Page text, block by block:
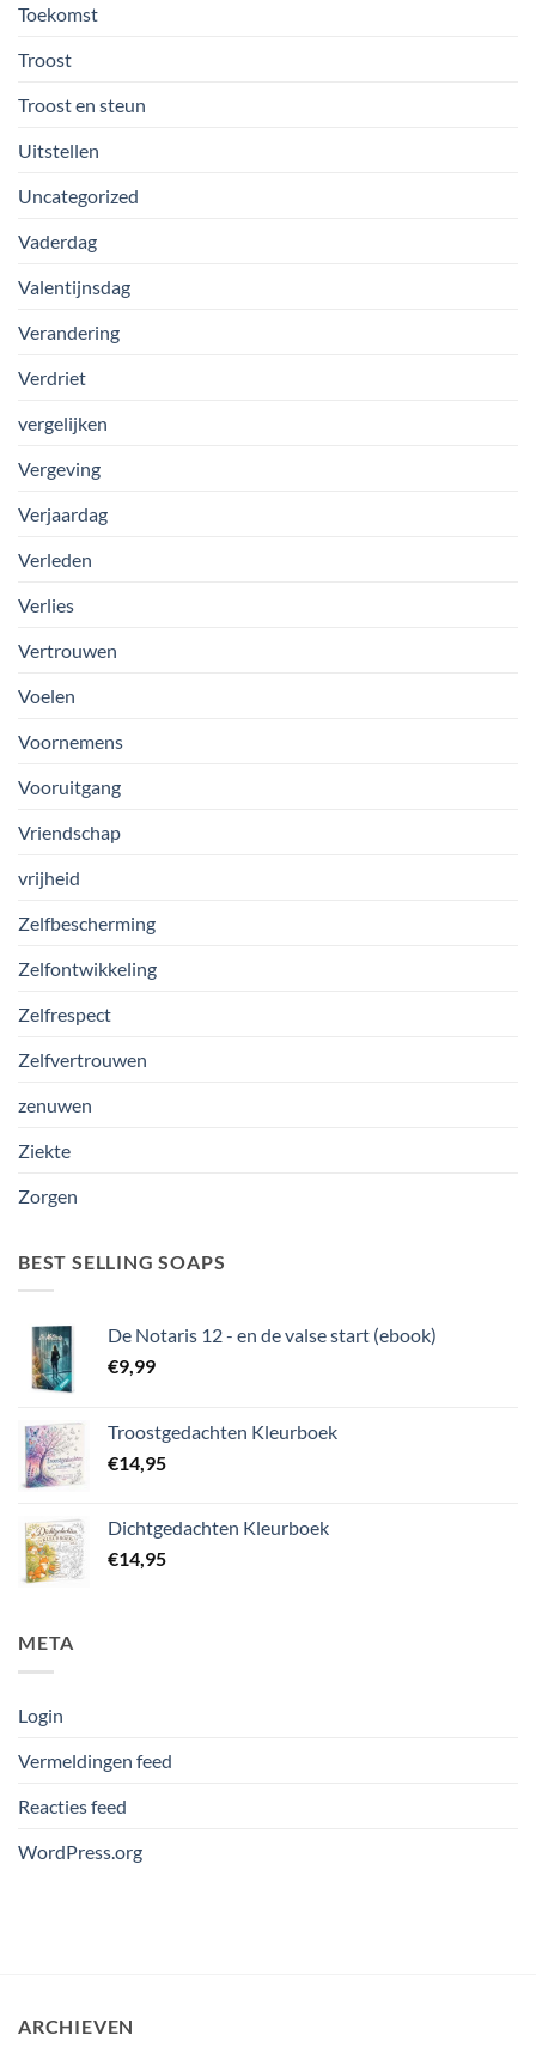
Toekomst
Troost
Troost en steun
Uitstellen
Uncategorized
Vaderdag
Valentijnsdag
Verandering
Verdriet
vergelijken
Vergeving
Verjaardag
Verleden
Verlies
Vertrouwen
Voelen
Voornemens
Vooruitgang
Vriendschap
vrijheid
Zelfbescherming
Zelfontwikkeling
Zelfrespect
Zelfvertrouwen
zenuwen
Ziekte
Zorgen
BEST SELLING SOAPS
De Notaris 12 - en de valse start (ebook)
€9,99
Troostgedachten Kleurboek
€14,95
Dichtgedachten Kleurboek
€14,95
META
Login
Vermeldingen feed
Reacties feed
WordPress.org
ARCHIEVEN